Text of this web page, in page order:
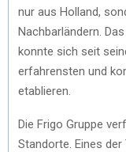
nur aus Holland,
Nachbarländern.
konnte sich seit
erfahrensten und
etablieren.
Die Frigo Gruppe
Standorte. Eines